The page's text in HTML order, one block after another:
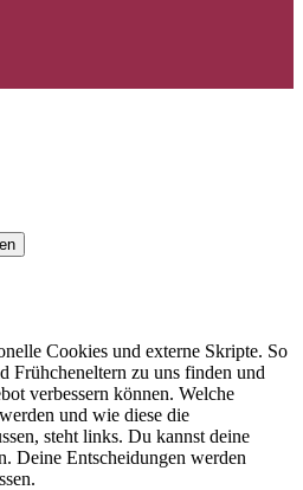
Cookies und externe Skripte. So
Frühcheneltern zu uns finden und
verbessern können. Welche
und wie diese die
steht links. Du kannst deine
Deine Entscheidungen werden